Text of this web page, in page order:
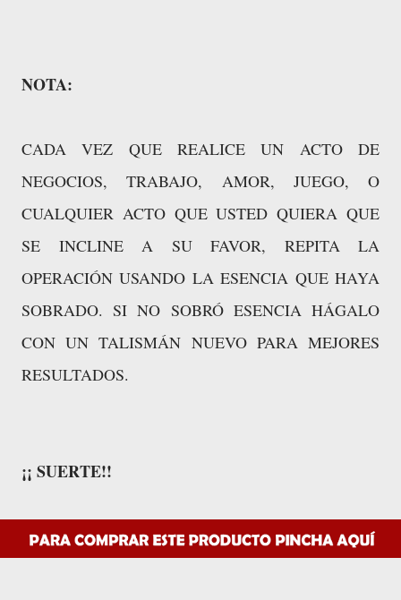
NOTA:
CADA VEZ QUE REALICE UN ACTO DE
NEGOCIOS, TRABAJO, AMOR, JUEGO, O
CUALQUIER ACTO QUE USTED QUIERA QUE
SE INCLINE A SU FAVOR, REPITA LA
OPERACIÓN USANDO LA ESENCIA QUE HAYA
SOBRADO. SI NO SOBRÓ ESENCIA HÁGALO
CON UN TALISMÁN NUEVO PARA MEJORES
RESULTADOS.
¡¡ SUERTE!!